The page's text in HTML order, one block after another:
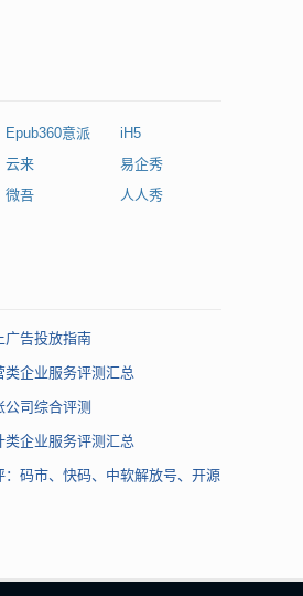
Epub360意派
iH5
云来
易企秀
微吾
人人秀
广告投放指南
类企业服务评测汇总
公司综合评测
类企业服务评测汇总
：码市、快码、中软解放号、开源